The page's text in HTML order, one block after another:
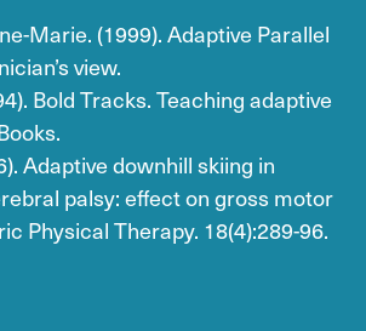
Marie. (1999). Adaptive Parallel
view.
Bold Tracks. Teaching adaptive
Adaptive downhill skiing in
palsy: effect on gross motor
Physical Therapy. 18(4):289-96.